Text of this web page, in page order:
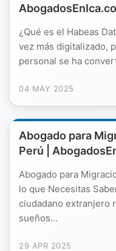
¿Qué es el Habeas
vez más digitalizado,
personal se ha
04 MAY 2025
Abogado para
Perú |
Abogado para
lo que Necesitas
ciudadano extranjero
sueños...
29 APR 2025